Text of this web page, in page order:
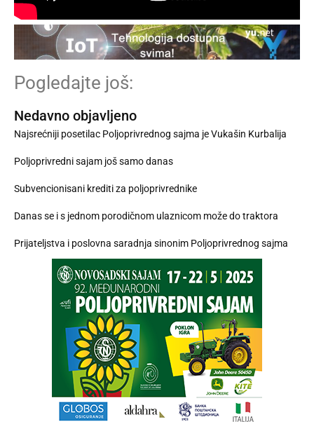
Pogledajte još:
Nedavno objavljeno
Najsrećniji posetilac Poljoprivrednog sajma je Vukašin Kurbalija
Poljoprivredni sajam još samo danas
Subvencionisani krediti za poljoprivrednike
Danas se i s jednom porodičnom ulaznicom može do traktora
Prijateljstva i poslovna saradnja sinonim Poljoprivrednog sajma